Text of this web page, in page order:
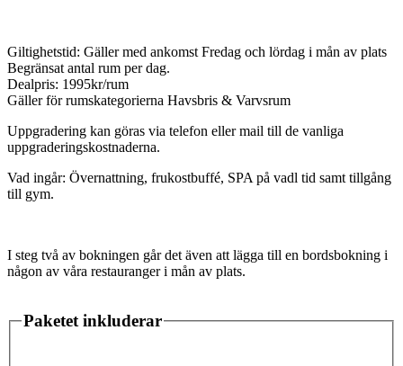
Giltighetstid: Gäller med ankomst Fredag och lördag i mån av plats
Begränsat antal rum per dag.
Dealpris: 1995kr/rum
Gäller för rumskategorierna Havsbris & Varvsrum
Uppgradering kan göras via telefon eller mail till de vanliga
uppgraderingskostnaderna.
Vad ingår: Övernattning, frukostbuffé, SPA på vadl tid samt tillgång
till gym.
I steg två av bokningen går det även att lägga till en bordsbokning i
någon av våra restauranger i mån av plats.
Paketet inkluderar